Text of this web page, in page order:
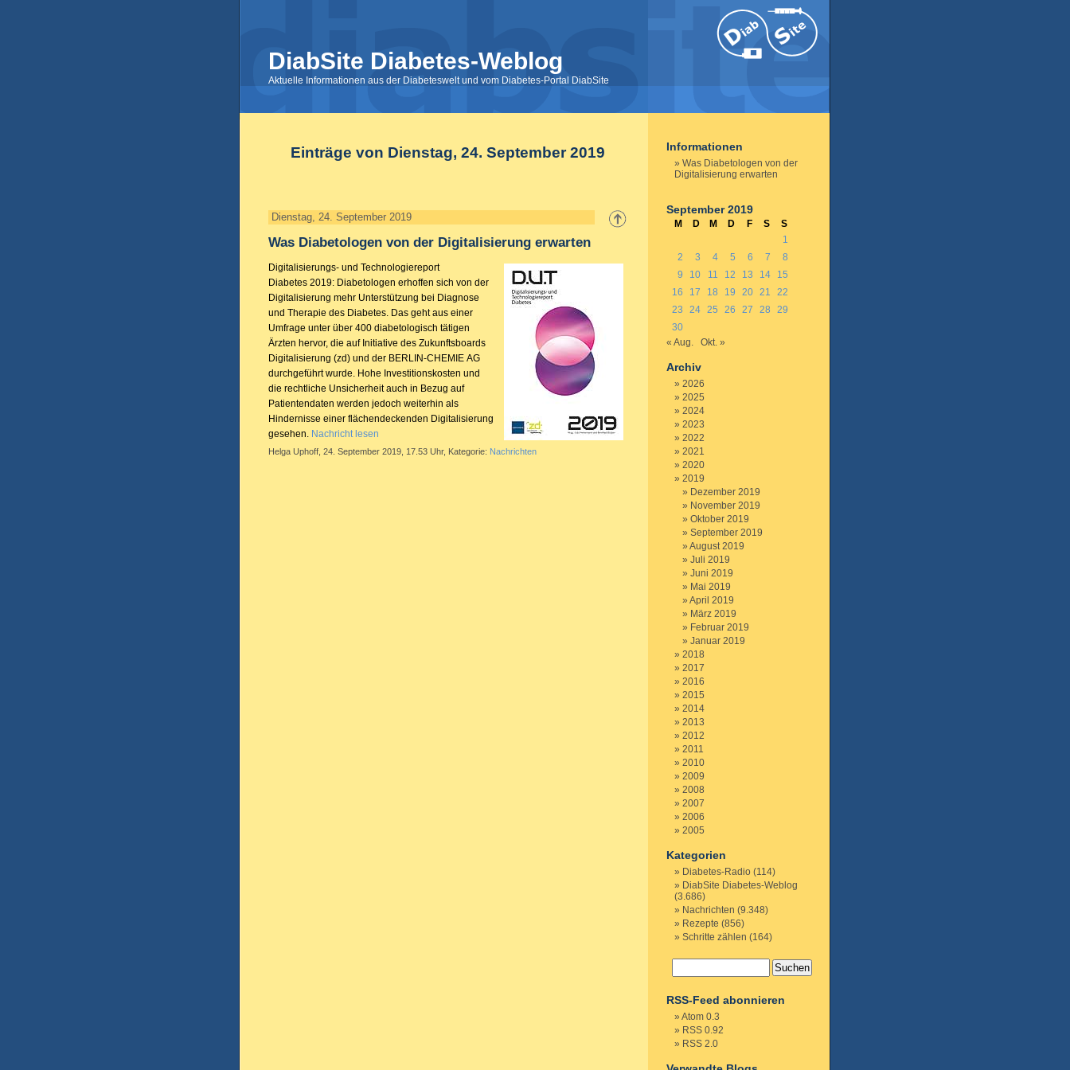
DiabSite Diabetes-Weblog
Aktuelle Informationen aus der Diabeteswelt und vom Diabetes-Portal DiabSite
Einträge von Dienstag, 24. September 2019
Dienstag, 24. September 2019
Was Diabetologen von der Digitalisierung erwarten
Digitalisierungs- und Technologiereport
Diabetes 2019: Diabetologen erhoffen sich von der
Digitalisierung mehr Unterstützung bei Diagnose
und Therapie des Diabetes. Das geht aus einer
Umfrage unter über 400 diabetologisch tätigen
Ärzten hervor, die auf Initiative des Zukunftsboards
Digitalisierung (zd) und der BERLIN-CHEMIE AG
durchgeführt wurde. Hohe Investitionskosten und
die rechtliche Unsicherheit auch in Bezug auf
Patientendaten werden jedoch weiterhin als
Hindernisse einer flächendeckenden Digitalisierung
gesehen. Nachricht lesen
Helga Uphoff, 24. September 2019, 17.53 Uhr, Kategorie: Nachrichten
Informationen
Was Diabetologen von der
Digitalisierung erwarten
September 2019
M D M D F S
S
1
2
3 4 5 6 7
8
9
10 11 12 13 14
15
16
17 18 19 20 21
22
23
24 25 26 27 28
29
30
« Aug.
Okt. »
Archiv
2026
2025
2024
2023
2022
2021
2020
2019
Dezember 2019
November 2019
Oktober 2019
September 2019
August 2019
Juli 2019
Juni 2019
Mai 2019
April 2019
März 2019
Februar 2019
Januar 2019
2018
2017
2016
2015
2014
2013
2012
2011
2010
2009
2008
2007
2006
2005
Kategorien
Diabetes-Radio (114)
DiabSite Diabetes-Weblog
(3.686)
Nachrichten (9.348)
Rezepte (856)
Schritte zählen (164)
RSS-Feed abonnieren
Atom 0.3
RSS 0.92
RSS 2.0